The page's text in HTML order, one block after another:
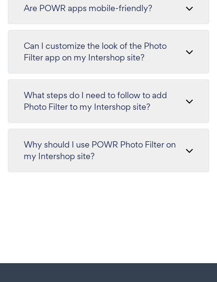
Are POWR apps mobile-friendly?
Can I customize the look of the Photo
Filter app on my Intershop site?
What steps do I need to follow to add
Photo Filter to my Intershop site?
Why should I use POWR Photo Filter on
my Intershop site?